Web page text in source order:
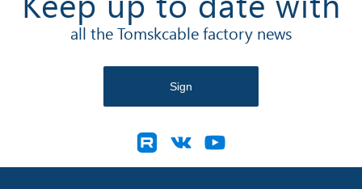
all the Tomskcable factory news